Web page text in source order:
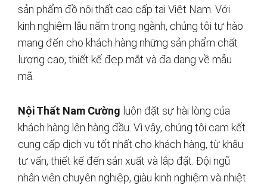
sản phẩm đồ nội thất cao cấp tại Việt Nam. Với
kinh nghiệm lâu năm trong ngành, chúng tôi tự hào
mang đến cho khách hàng những sản phẩm chất
lượng cao, thiết kế đẹp mắt và đa dạng về mẫu
mã.
Nội Thất Nam Cường luôn đặt sự hài lòng của
khách hàng lên hàng đầu. Vì vậy, chúng tôi cam kết
cung cấp dịch vụ tốt nhất cho khách hàng, từ khâu
tư vấn, thiết kế đến sản xuất và lắp đặt. Đội ngũ
nhân viên chuyên nghiệp, giàu kinh nghiệm và nhiệt